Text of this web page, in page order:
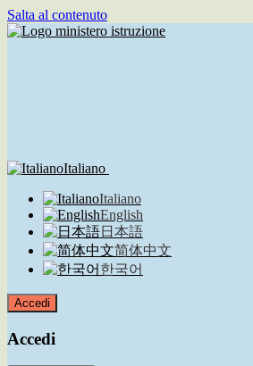
Salta al contenuto
Italiano
Italiano
English
日本語
简体中文
한국어
Accedi
Accedi